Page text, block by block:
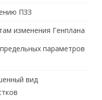
ПЗЗ
изменения Генплана
параметров
вид